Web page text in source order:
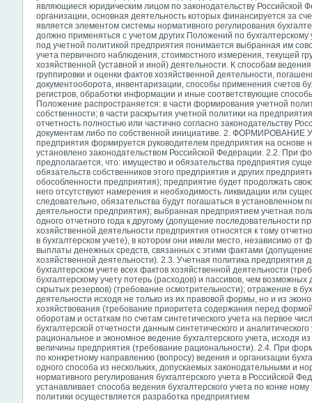
являющиеся юридическим лицом по законодательству Российской
организации, основная деятельность которых финансируется за
является элементом системы нормативного регулирования
должно применяться с учетом других Положений по
под учетной политикой предприятия понимается выбранная им
учета первичного наблюдения, стоимостного измерения, текущей
хозяйственной (уставной и иной) деятельности. К способам
группировки и оценки фактов хозяйственной деятельности,
документооборота, инвентаризации, способы применения счетов
регистров, обработки информации и иные соответствующие
Положение распространяется: в части формирования учетной
собственности; в части раскрытия учетной политики на
отчетность полностью или частично согласно законодательству
документам либо по собственной инициативе. 2.
предприятия формируется руководителем предприятия на основе
установлено законодательством Российской Федерации. 2.2. При
предполагается, что: имущество и обязательства предприятия
обязательств собственников этого предприятия и других
обособленности предприятия); предприятие будет продолжать
него отсутствуют намерения и необходимость ликвидации или
следовательно, обязательства будут погашаться в
деятельности предприятия); выбранная предприятием учетная
одного отчетного года к другому (допущение последовательности
хозяйственной деятельности предприятия относятся к тому
в бухгалтерском учете), в котором они имели место, независимо от
выплаты денежных средств, связанных с этими фактами
хозяйственной деятельности). 2.3. Учетная политика предприятия
бухгалтерском учете всех фактов хозяйственной деятельности
бухгалтерскому учету потерь (расходов) и пассивов, чем
скрытых резервов) (требование осмотрительности); отражение в
деятельности исходя не только из их правовой формы, но и из
хозяйствования (требование приоритета содержания перед
оборотам и остаткам по счетам синтетического учета на первое
бухгалтерской отчетности данным синтетического и
рациональное и экономное ведение бухгалтерского учета, исходя
величины предприятия (требование рациональности). 2.4. При
по конкретному направлению (вопросу) ведения и организации
одного способа из нескольких, допускаемых законодательными и
нормативного регулирования бухгалтерского учета в Российской
устанавливает способа ведения бухгалтерского учета по конке
политики осуществляется разработка предприятием